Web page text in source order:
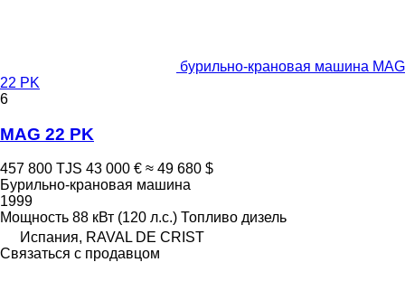
бурильно-крановая машина MAG
22 PK
6
MAG 22 PK
457 800 TJS 43 000 € ≈ 49 680 $
Бурильно-крановая машина
1999
Мощность 88 кВт (120 л.с.) Топливо дизель
Испания, RAVAL DE CRIST
Связаться с продавцом